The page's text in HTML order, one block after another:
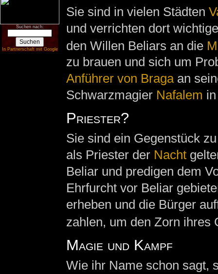
Suchen nach:
In Partnerschaft mit Google
Sie sind in vielen Städten
und verrichten dort
den Willen Beliars an die
zu brauen und sich um
Anführer von Bragaan
Schwarzmagier Nafalem
Priester?
Sie sind ein Gegenstück
als Priester der Nacht
Beliar und predigen dem
Ehrfurcht vor Beliar
erheben und die Bürger
zahlen, um den Zorn ihres
Magie und Kampf
Wie ihr Name schon sagt,